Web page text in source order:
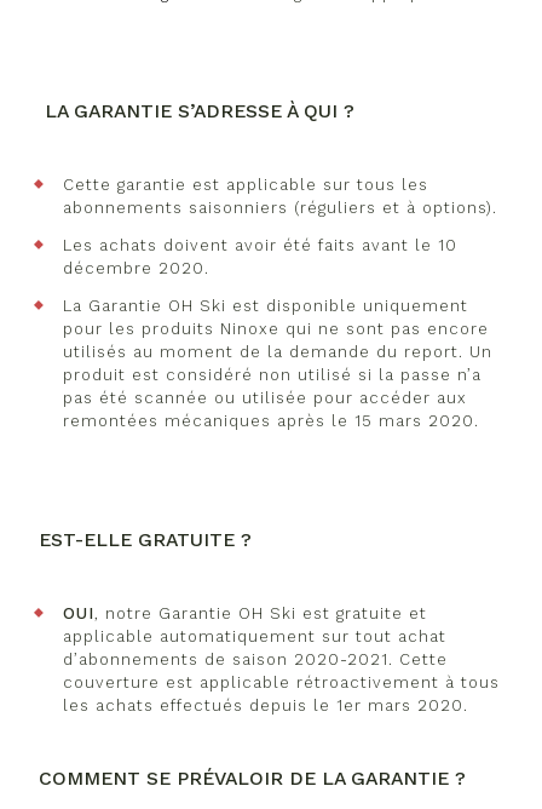
LA GARANTIE S’ADRESSE À QUI ?
Cette garantie est applicable sur tous les
abonnements saisonniers (réguliers et à options).
Les achats doivent avoir été faits avant le 10
décembre 2020.
La Garantie OH Ski est disponible uniquement
pour les produits Ninoxe qui ne sont pas encore
utilisés au moment de la demande du report. Un
produit est considéré non utilisé si la passe n’a
pas été scannée ou utilisée pour accéder aux
remontées mécaniques après le 15 mars 2020.
EST-ELLE GRATUITE ?
OUI, notre Garantie OH Ski est gratuite et
applicable automatiquement sur tout achat
d’abonnements de saison 2020-2021. Cette
couverture est applicable rétroactivement à tous
les achats effectués depuis le 1er mars 2020.
COMMENT SE PRÉVALOIR DE LA GARANTIE ?